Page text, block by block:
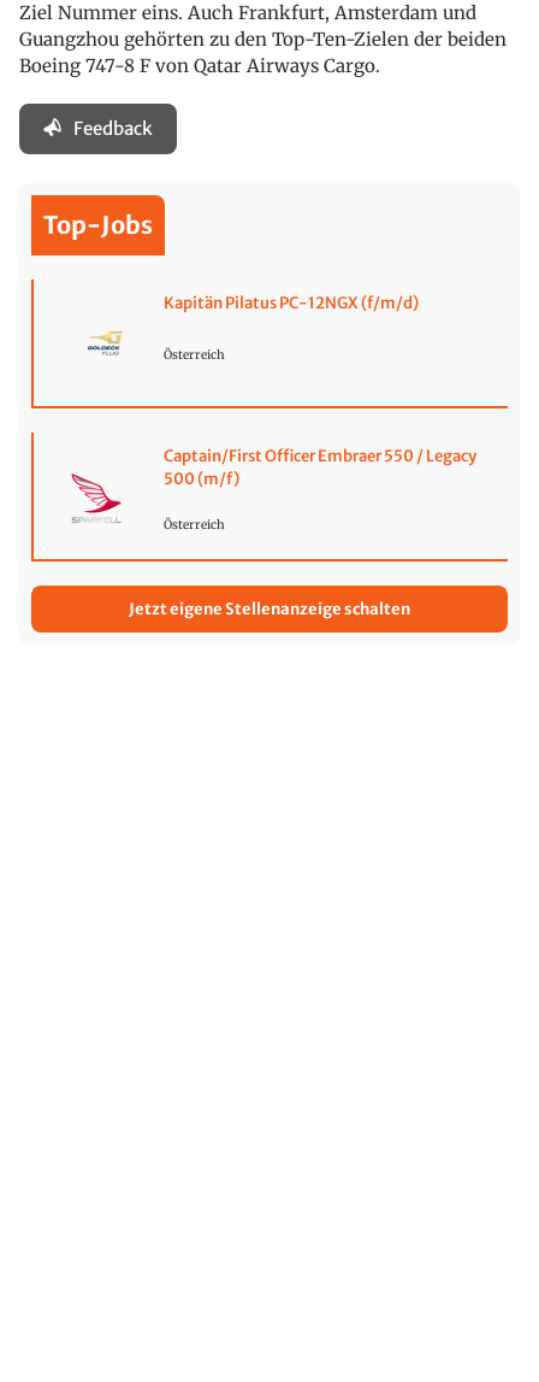
Ziel Nummer eins. Auch Frankfurt, Amsterdam und
Guangzhou gehörten zu den Top-Ten-Zielen der beiden
Boeing 747-8 F von Qatar Airways Cargo.
Feedback
Top-Jobs
Kapitän Pilatus PC-12NGX (f/m/d)
Österreich
Captain/First Officer Embraer 550 / Legacy
500 (m/f)
Österreich
Jetzt eigene Stellenanzeige schalten